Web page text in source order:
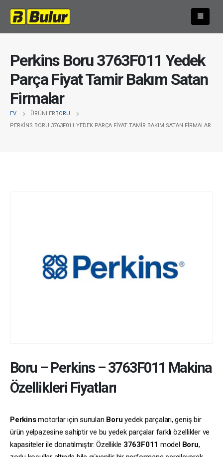
Perkins Boru 3763F011 Yedek
Parça Fiyat Tamir Bakım Satan
Firmalar
EV ÜRÜNLERBORU
PERKINS BORU 3763F011 YEDEK PARÇA FIYAT TAMIR BAKIM SATAN FIRMALAR
Boru – Perkins–3763F011 Makina
Özellikleri Fiyatları
Perkinsmotorlar için sunulan Boru yedek parçaları, geniş bir
ürün yelpazesine sahiptir ve bu yedek parçalar farklı özellikler ve
kapasiteler ile donatılmıştır. Özellikle 3763F011 model Boru,